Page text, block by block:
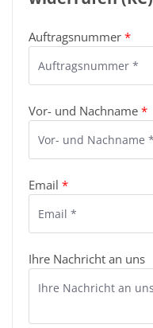
Auftragsnummer *
Vor- und Nachname *
Email *
Ihre Nachricht an uns